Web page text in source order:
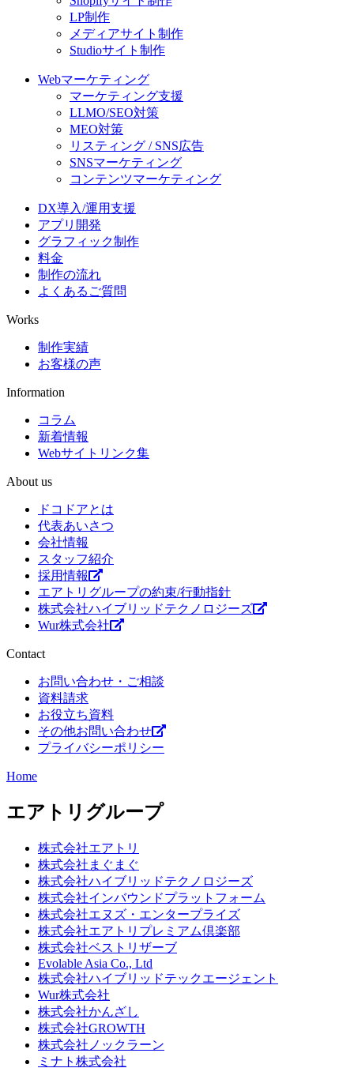
LP制作
メディアサイト制作
Studioサイト制作
Webマーケティング
マーケティング支援
LLMO/SEO対策
MEO対策
リスティング / SNS広告
SNSマーケティング
コンテンツマーケティング
DX導入/運用支援
アプリ開発
グラフィック制作
料金
制作の流れ
よくあるご質問
Works
制作実績
お客様の声
Information
コラム
新着情報
Webサイトリンク集
About us
ドコドアとは
代表あいさつ
会社情報
スタッフ紹介
採用情報
エアトリグループの約束/行動指針
株式会社ハイブリッドテクノロジーズ
Wur株式会社
Contact
お問い合わせ・ご相談
資料請求
お役立ち資料
その他お問い合わせ
プライバシーポリシー
Home
エアトリグループ
株式会社エアトリ
株式会社まぐまぐ
株式会社ハイブリッドテクノロジーズ
株式会社インバウンドプラットフォーム
株式会社エヌズ・エンタープライズ
株式会社エアトリプレミアム倶楽部
株式会社ベストリザーブ
Evolable Asia Co., Ltd
株式会社ハイブリッドテックエージェント
Wur株式会社
株式会社かんざし
株式会社GROWTH
株式会社ノックラーン
ミナト株式会社